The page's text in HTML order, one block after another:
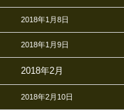
2018年1月8日
2018年1月9日
2018年2月
2018年2月10日